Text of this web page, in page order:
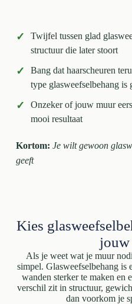
✓
Twijfel tussen glad
structuur die later stoort
✓
Bang dat haarscheuren
type glasweefselbehang is
✓
Onzeker of jouw muur
mooi resultaat
Kortom: Je wilt gewoon
geeft
Kies
Als je weet wat je muur
simpel. Glasweefselbehang is
wanden sterker te maken en
verschil zit in structuur,
dan voorkom je